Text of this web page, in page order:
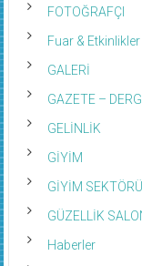
FOTOĞRAFÇI
Fuar & Etkinlikler
GALERİ
GAZETE –
GELİNLİK
GİYİM
GİYİM SEKTÖRÜ
GÜZELLİK
Haberler